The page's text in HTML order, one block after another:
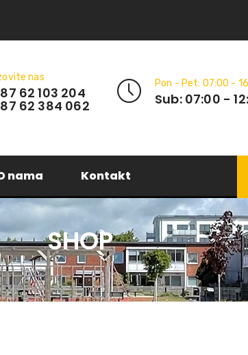
nas
62 103 204
62 384 062
Pon - Pet: 07:00 -
Sub: 07:00 -
nama Kontakt
SHOP